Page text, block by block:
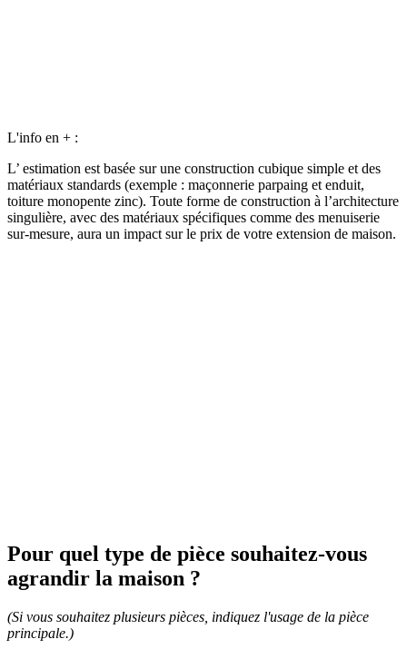
L'info en + :
L’ estimation est basée sur une construction cubique simple et des
matériaux standards (exemple : maçonnerie parpaing et enduit,
toiture monopente zinc). Toute forme de construction à l’architecture
singulière, avec des matériaux spécifiques comme des menuiserie
sur-mesure, aura un impact sur le prix de votre extension de maison.
Pour quel type de pièce souhaitez-vous
agrandir la maison ?
(Si vous souhaitez plusieurs pièces, indiquez l'usage de la pièce
principale.)